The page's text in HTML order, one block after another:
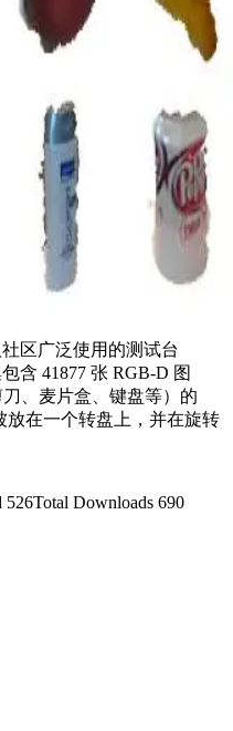
区广泛使用的测试台
含 41877 张 RGB-D 图
、麦片盒、键盘等）的
放在一个转盘上，并在旋转
526Total Downloads 690